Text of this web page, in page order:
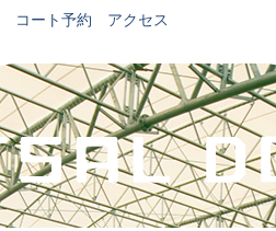
コート予約 アクセス